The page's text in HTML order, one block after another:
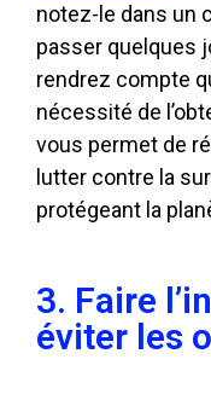
notez-le dans un
passer quelques
rendrez compte
nécessité de
vous permet de
lutter contre la
protégeant la
3. Faire
éviter les